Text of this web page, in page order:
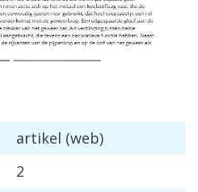
artikel (web)
2